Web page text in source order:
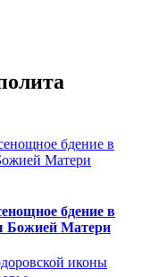
бдение в
Божией Матери
иконы